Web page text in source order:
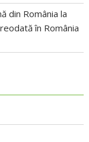
din România la
în România